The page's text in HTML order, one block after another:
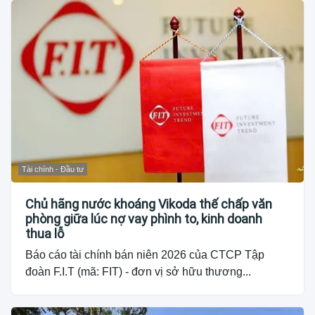
Tài chính - Đầu tư
Chủ hãng nước khoáng Vikoda thế chấp văn
phòng giữa lúc nợ vay phình to, kinh doanh
thua lỗ
Báo cáo tài chính bán niên 2026 của CTCP Tập
đoàn F.I.T (mã: FIT) - đơn vị sở hữu thương...